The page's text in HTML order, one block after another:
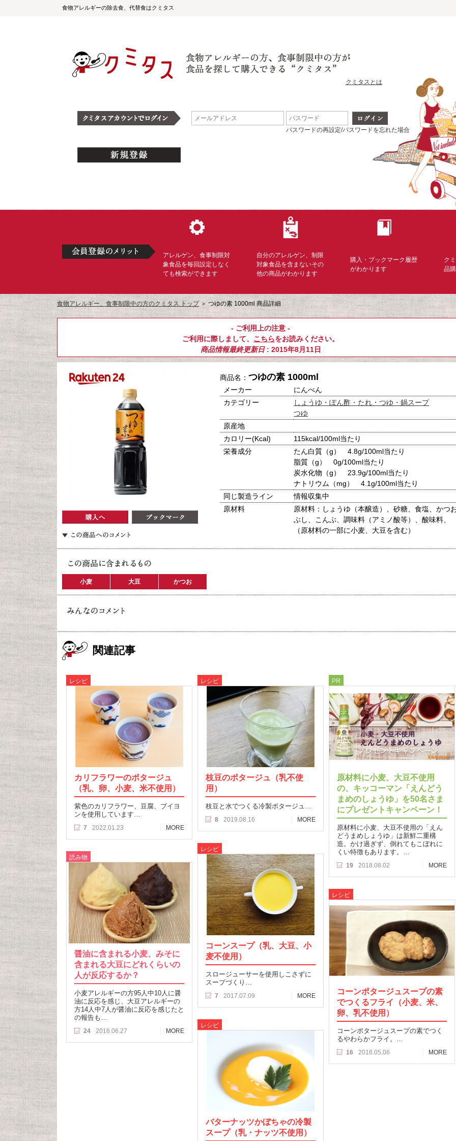
食物アレルギーの除去食、代替食はクミタス
クミタスとは
パスワードの再設定/パスワードを忘れた場合
アレルゲン、食事制限対
象食品を毎回設定しなく
ても検索ができます
自分のアレルゲン、制限
対象食品を含まないその
他の商品がわかります
購入・ブックマーク履歴
がわかります
ク
品
食物アレルギー、食事制限中の方のクミタス トップ＞つゆの素 1000ml 商品詳細
- ご利用上の注意 -
ご利用に際しまして、 こちらをお読みください。
商品情報最終更新日: 2015年8月11日
商品名： つゆの素 1000ml
メーカー
にんべん
カテゴリー
しょうゆ・ぽん酢・たれ・つゆ・鍋スープ
つゆ
原産地
カロリー(Kcal)
115kcal/100ml当たり
栄養成分
たん白質（g） 4.8g/100ml当たり
脂質（g） 0g/100ml当たり
炭水化物（g） 23.9g/100ml当たり
ナトリウム（mg） 4.1g/100ml当たり
同じ製造ライン
情報収集中
原材料
原材料：しょうゆ（本醸造）、砂糖、食塩、かつ
ぶし、こんぶ、調味料（アミノ酸等）、酸味料、
（原材料の一部に小麦、大豆を含む）
小麦 大豆 かつお
関連記事
レシピ
カリフラワーのポタージュ
（乳、卵、小麦、米不使用）
紫色のカリフラワー、豆腐、ブイヨ
ンを使用しています…
7 2022.01.23 MORE
レシピ
枝豆のポタージュ（乳不使
用）
枝豆と水でつくる冷製ポタージュ…
8 2019.08.16 MORE
PR
原材料に小麦、大豆不使用
の、キッコーマン「えんどう
まめのしょうゆ」を50名さま
にプレゼントキャンペーン！
原材料に小麦、大豆不使用の「えん
どうまめしょうゆ」は新鮮二重構
造。かけ過ぎず、倒れてもこぼれに
くい特徴もあります。…
19 2018.08.02 MORE
レシピ
コーンスープ（乳、大豆、小
麦不使用）
スロージューサーを使用しこさずに
スープづくり…
7 2017.07.09 MORE
読み物
醤油に含まれる小麦、みそに
含まれる大豆にどれくらいの
人が反応するか？
小麦アレルギーの方95人中10人に醤
油に反応を感じ、大豆アレルギーの
方14人中7人が醤油に反応を感じたと
の報告も…
24 2016.06.27 MORE
レシピ
コーンポタージュスープの素
でつくるフライ（小麦、米、
卵、乳不使用）
コーンポタージュスープの素でつく
るやわらかフライ。…
16 2016.05.06 MORE
レシピ
バターナッツかぼちゃの冷製
スープ（乳・ナッツ不使用）